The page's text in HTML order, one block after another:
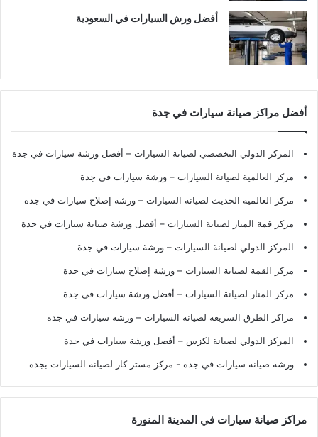
أفضل ورش السيارات في السعودية
أفضل مراكز صيانة سيارات في جدة
المركز الدولي التخصصي لصيانة السيارات – أفضل ورشة سيارات في جدة
مركز العالمية لصيانة السيارات – ورشة سيارات في جدة
مركز العالمية الحديث لصيانة السيارات – ورشة إصلاح سيارات في جدة
مركز قمة المنار لصيانة السيارات – أفضل ورشة صيانة سيارات في جدة
المركز الدولي لصيانة السيارات – ورشة سيارات في جدة
مركز القمة لصيانة السيارات – ورشة إصلاح سيارات في جدة
مركز المنار لصيانة السيارات – أفضل ورشة سيارات في جدة
مراكز الطرق السريعة لصيانة السيارات – ورشة سيارات في جدة
المركز الدولي لصيانة لكزس – أفضل ورشة سيارات في جدة
ورشة صيانة سيارات في جدة - مركز مستر كار لصيانة السيارات بجدة
مراكز صيانة سيارات في المدينة المنورة